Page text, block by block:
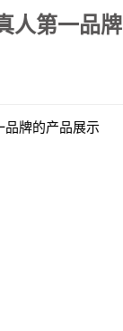
人第一品牌
品牌的产品展示